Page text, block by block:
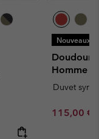
Nouveaux
Homme
Duvet
Minimum
115,00 €